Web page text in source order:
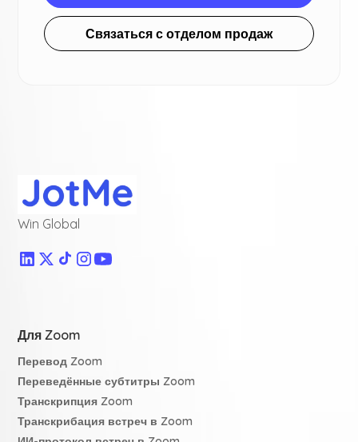
Связаться с отделом продаж
Win Global
Для Zoom
Перевод Zoom
Переведённые субтитры Zoom
Транскрипция Zoom
Транскрибация встреч в Zoom